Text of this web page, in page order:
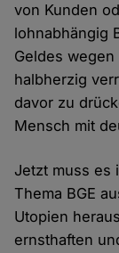
von Kunden
lohnabhängig
Geldes
halbherzig
davor zu
Mensch mit
Jetzt muss es
Thema BGE
Utopien
ernsthaften